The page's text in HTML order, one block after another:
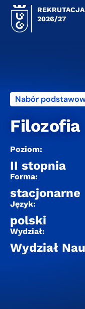
REKRUTACJA
2026/27
Nabór
Filozofia
Poziom:
II stopnia
Forma:
stacjonarne
Język:
polski
Wydział:
Wydział